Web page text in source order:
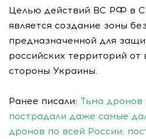
Целью действий ВС РФ в
является создание зоны
предназначенной для
российских территорий
стороны Украины.
Ранее писали: Тьма дронов
пострадали даже самые
дронов по всей России: